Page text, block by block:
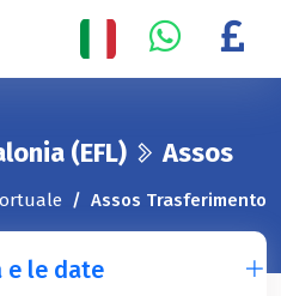
(EFL) Assos
Assos Trasferimento
e le date